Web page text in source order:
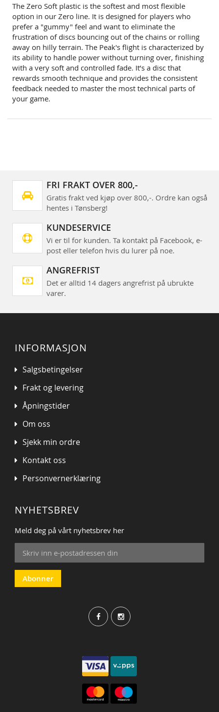
The Zero Soft plastic is the softest and most flexible
option in our Zero line. It is designed for players who
prefer a "gummy" feel and want to eliminate the
frustration of discs bouncing out of the chains or rolling
away on hilly terrain. The Peak's flight is characterized by
its ability to handle power without turning over, finishing
with a very soft and controlled fade. It’s a disc that
rewards smooth technique and provides the consistent
feedback needed to master the most technical parts of
your game.
FRI FRAKT OVER 800,-
Gratis frakt ved kjøp over 800,-. Ordre kan også
hentes i Tønsberg!
KUNDESERVICE
Vi er til for kunden. Ta kontakt på Facebook, e-
post eller telefon hvis du lurer på noe.
ANGREFRIST
Det er alltid 14 dagers angrefrist på ubrukte
varer.
INFORMASJON
Salgsbetingelser
Frakt og levering
Åpningstider
Om oss
Sjekk min ordre
Kontakt oss
Personvernerklæring
NYHETSBREV
Meld deg på vårt nyhetsbrev her
Sign
Up
for
Our
Newsletter:
Abonner